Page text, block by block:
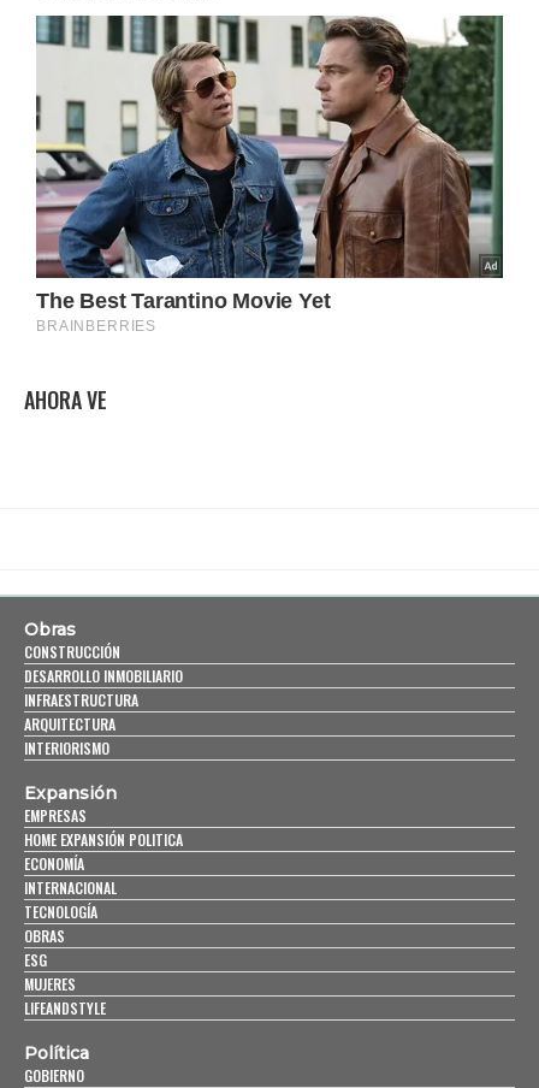
AHORA VE
Obras
CONSTRUCCIÓN
DESARROLLO INMOBILIARIO
INFRAESTRUCTURA
ARQUITECTURA
INTERIORISMO
Expansión
EMPRESAS
HOME EXPANSIÓN POLITICA
ECONOMÍA
INTERNACIONAL
TECNOLOGÍA
OBRAS
ESG
MUJERES
LIFEANDSTYLE
Política
GOBIERNO